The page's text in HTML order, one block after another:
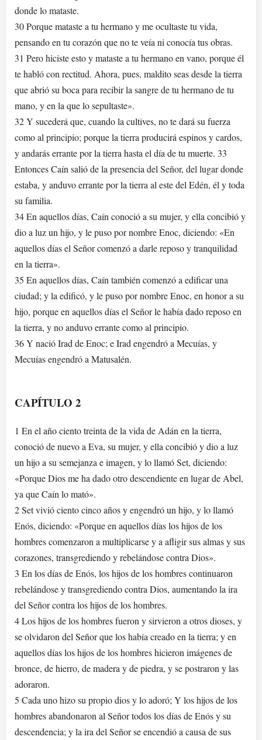
donde lo mataste.
30 Porque mataste a tu hermano y me ocultaste tu vida,
pensando en tu corazón que no te veía ni conocía tus obras.
31 Pero hiciste esto y mataste a tu hermano en vano, porque él
te habló con rectitud. Ahora, pues, maldito seas desde la tierra
que abrió su boca para recibir la sangre de tu hermano de tu
mano, y en la que lo sepultaste».
32 Y sucederá que, cuando la cultives, no te dará su fuerza
como al principio; porque la tierra producirá espinos y cardos,
y andarás errante por la tierra hasta el día de tu muerte. 33
Entonces Caín salió de la presencia del Señor, del lugar donde
estaba, y anduvo errante por la tierra al este del Edén, él y toda
su familia.
34 En aquellos días, Caín conoció a su mujer, y ella concibió y
dio a luz un hijo, y le puso por nombre Enoc, diciendo: «En
aquellos días el Señor comenzó a darle reposo y tranquilidad
en la tierra».
35 En aquellos días, Caín también comenzó a edificar una
ciudad; y la edificó, y le puso por nombre Enoc, en honor a su
hijo, porque en aquellos días el Señor le había dado reposo en
la tierra, y no anduvo errante como al principio.
36 Y nació Irad de Enoc; e Irad engendró a Mecuías, y
Mecuías engendró a Matusalén.
CAPÍTULO 2
1 En el año ciento treinta de la vida de Adán en la tierra,
conoció de nuevo a Eva, su mujer, y ella concibió y dio a luz
un hijo a su semejanza e imagen, y lo llamó Set, diciendo:
«Porque Dios me ha dado otro descendiente en lugar de Abel,
ya que Caín lo mató».
2 Set vivió ciento cinco años y engendró un hijo, y lo llamó
Enós, diciendo: «Porque en aquellos días los hijos de los
hombres comenzaron a multiplicarse y a afligir sus almas y sus
corazones, transgrediendo y rebelándose contra Dios».
3 En los días de Enós, los hijos de los hombres continuaron
rebelándose y transgrediendo contra Dios, aumentando la ira
del Señor contra los hijos de los hombres.
4 Los hijos de los hombres fueron y sirvieron a otros dioses, y
se olvidaron del Señor que los había creado en la tierra; y en
aquellos días los hijos de los hombres hicieron imágenes de
bronce, de hierro, de madera y de piedra, y se postraron y las
adoraron.
5 Cada uno hizo su propio dios y lo adoró; Y los hijos de los
hombres abandonaron al Señor todos los días de Enós y su
descendencia; y la ira del Señor se encendió a causa de sus